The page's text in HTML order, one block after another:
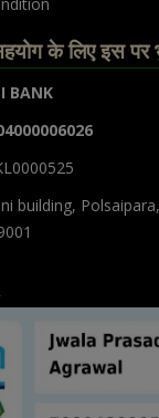
के लिए इस
BANK
building,